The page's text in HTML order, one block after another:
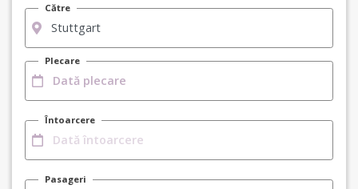
Către
Plecare
Întoarcere
Pasageri